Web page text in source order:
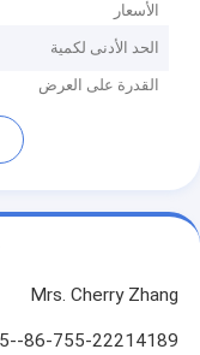
الأسعار
الحد الأدنى لكمية
القدرة على العرض
Mrs. Cherry Zhang
86-755-22214189--805